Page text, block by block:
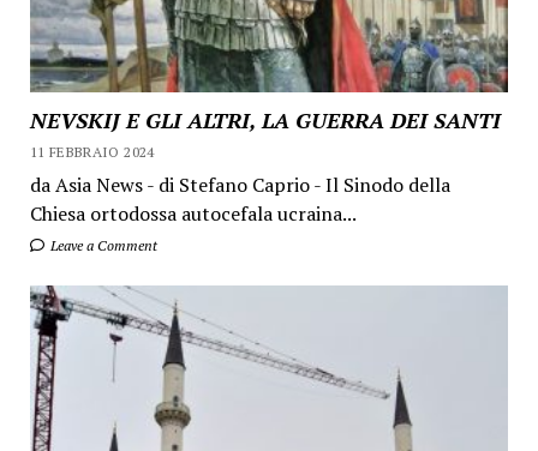
NEVSKIJ E GLI ALTRI, LA GUERRA DEI SANTI
11 FEBBRAIO 2024
da Asia News - di Stefano Caprio - Il Sinodo della
Chiesa ortodossa autocefala ucraina...
Leave a Comment